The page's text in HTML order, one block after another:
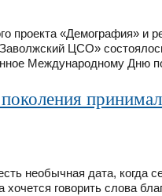
проекта «Демография» и
ЦСО»
Международному Дню
необычная дата, когда
хочется говорить слова